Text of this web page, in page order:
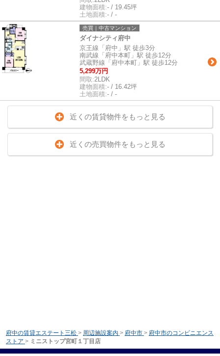
建物面積:- / 19.45坪
土地面積:- / -
売買｜中古マンション
ダイナシティ府中
京王線「府中」駅 徒歩3分
南武線「府中本町」駅 徒歩12分
武蔵野線「府中本町」駅 徒歩12分
5,299万円
間取:2LDK
建物面積:- / 16.42坪
土地面積:- / -
近くの賃貸物件をもっと見る
近くの売買物件をもっと見る
府中の賃貸エステート三松 > 周辺施設案内 > 府中市 > 府中市のコンビニエンス
ストア > ミニストップ宮町１丁目店